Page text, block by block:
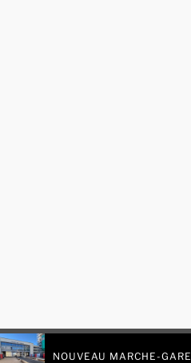
NOUVEAU MARCHE-GARE